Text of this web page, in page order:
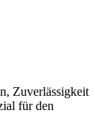
Zuverlässigkeit
für den